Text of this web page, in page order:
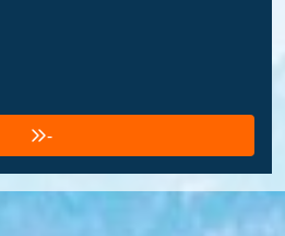
-